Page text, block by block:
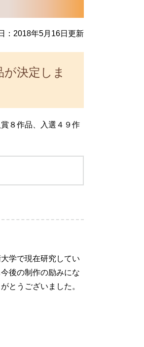
：2018年5月16日更新
決定しま
８作品、入選４９作
学で現在研究してい
後の制作の励みにな
とうございました。